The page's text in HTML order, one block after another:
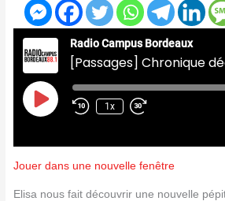
Radio Campus Bordeaux
Play
Episode
1x
Jouer dans une nouvelle fenêtre
Elisa nous fait découvrir une nouvelle